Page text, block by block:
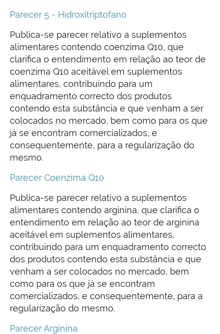
Parecer 5 - Hidroxitriptofano
Publica-se parecer relativo a suplementos
alimentares contendo coenzima Q10, que
clarifica o entendimento em relação ao teor de
coenzima Q10 aceitável em suplementos
alimentares, contribuindo para um
enquadramento correcto dos produtos
contendo esta substância e que venham a ser
colocados no mercado, bem como para os que
já se encontram comercializados, e
consequentemente, para a regularização do
mesmo.
Parecer Coenzima Q10
Publica-se parecer relativo a suplementos
alimentares contendo arginina, que clarifica o
entendimento em relação ao teor de arginina
aceitável em suplementos alimentares,
contribuindo para um enquadramento correcto
dos produtos contendo esta substância e que
venham a ser colocados no mercado, bem
como para os que já se encontram
comercializados, e consequentemente, para a
regularização do mesmo.
Parecer Arginina